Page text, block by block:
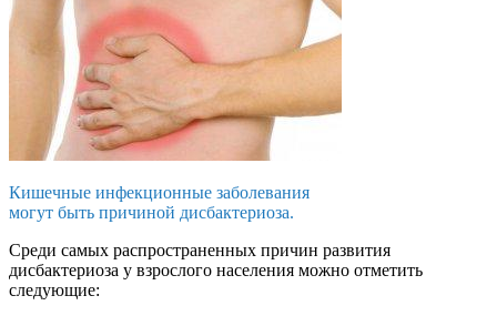
Кишечные инфекционные заболевания
могут быть причиной дисбактериоза.
Среди самых распространенных причин развития
дисбактериоза у взрослого населения можно отметить
следующие: